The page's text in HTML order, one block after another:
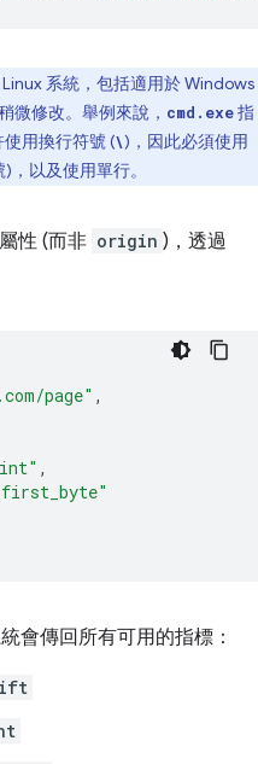
系統，包括適用於 Windows
微修改。舉例來說， cmd.exe指
用換行符號 (\)，因此必須使用
，以及使用單行。
屬性 (而非 origin )，透過
page" ,
,
會傳回所有可用的指標：